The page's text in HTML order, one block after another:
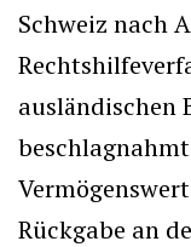
Schweiz nach
ausländischen
Rückgabe an